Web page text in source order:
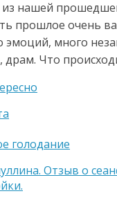
из нашей
прошлое очень
эмоций, много
драм. Что
голодание